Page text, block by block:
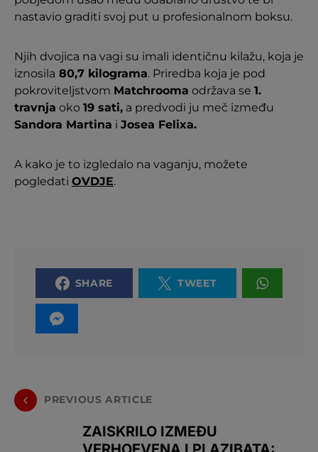
nastavio graditi svoj put u profesionalnom boksu.
Njih dvojica na vagi su imali identičnu kilažu, koja je
iznosila 80,7 kilograma. Priredba koja je pod
pokroviteljstvom Matchrooma održava se 1.
travnja oko 19 sati, a predvodi ju meč između
Sandora Martina i Josea Felixa.
A kako je to izgledalo na vaganju, možete
pogledati OVDJE.
SHARE TWEET
PREVIOUS ARTICLE
ZAISKRILO IZMEĐU